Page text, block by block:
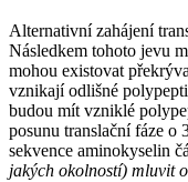
Alternativní zahájení
Následkem tohoto jevu
mohou existovat
vznikají odlišné
budou mít vzniklé
posunu translační fáze o
sekvence aminokyselin
jakých okolností) mluvit